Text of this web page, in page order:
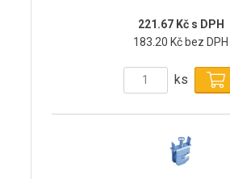
221.67 Kč s DPH
183.20 Kč bez DPH
ks